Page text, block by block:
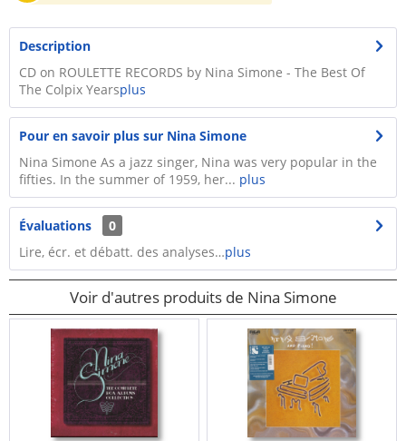
Description
CD on ROULETTE RECORDS by Nina Simone - The Best Of
The Colpix Yearsplus
Pour en savoir plus sur Nina Simone
Nina Simone As a jazz singer, Nina was very popular in the
fifties. In the summer of 1959, her... plus
Évaluations
0
Lire, écr. et débatt. des analyses…plus
Voir d'autres produits de Nina Simone